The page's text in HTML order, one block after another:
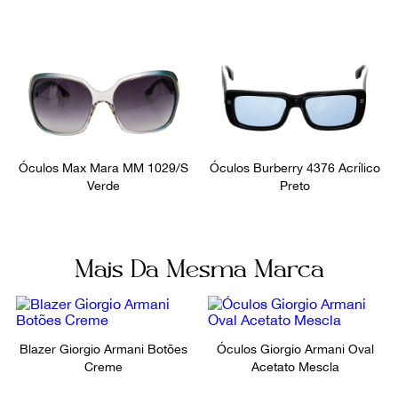
Óculos Max Mara MM 1029/S
Verde
Óculos Burberry 4376 Acrílico
Preto
Mais Da Mesma Marca
Blazer Giorgio Armani Botões
Creme
Óculos Giorgio Armani Oval
Acetato Mescla